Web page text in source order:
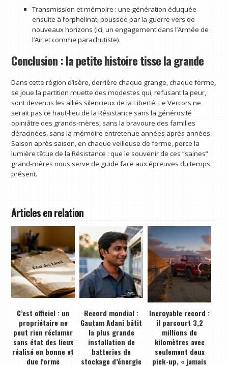
Transmission et mémoire : une génération éduquée
ensuite à l’orphelinat, poussée par la guerre vers de
nouveaux horizons (ici, un engagement dans l’Armée de
l’Air et comme parachutiste).
Conclusion : la petite histoire tisse la grande
Dans cette région d’Isère, derrière chaque grange, chaque ferme,
se joue la partition muette des modestes qui, refusant la peur,
sont devenus les alliés silencieux de la Liberté. Le Vercors ne
serait pas ce haut-lieu de la Résistance sans la générosité
opiniâtre des grands-mères, sans la bravoure des familles
déracinées, sans la mémoire entretenue années après années.
Saison après saison, en chaque veilleuse de ferme, perce la
lumière têtue de la Résistance : que le souvenir de ces “saines”
grand-mères nous serve de guide face aux épreuves du temps
présent.
Articles en relation
C’est officiel : un
propriétaire ne
peut rien réclamer
sans état des lieux
réalisé en bonne et
due forme
Record mondial :
Gautam Adani bâtit
la plus grande
installation de
batteries de
stockage d’énergie
Incroyable record :
il parcourt 3,2
millions de
kilomètres avec
seulement deux
pick-up, « jamais